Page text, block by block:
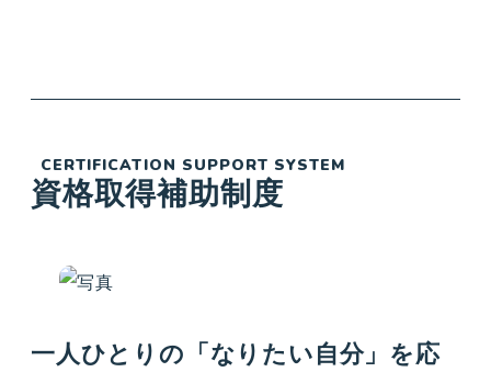
CERTIFICATION SUPPORT SYSTEM
資格取得補助制度
一人ひとりの「なりたい自分」を応